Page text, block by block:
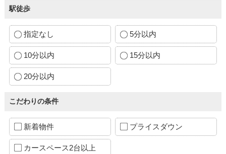
駅徒歩
指定なし 5分以内
10分以内 15分以内
20分以内
こだわりの条件
新着物件 プライスダウン
カースペース2台以上